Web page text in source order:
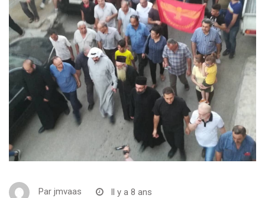
Par jmvaas Il y a 8 ans